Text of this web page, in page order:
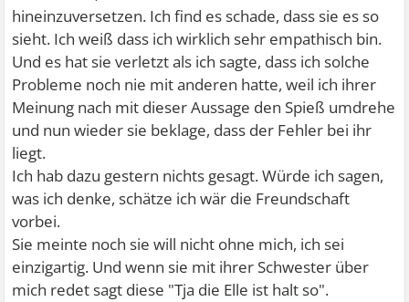
hineinzuversetzen. Ich find es schade, dass sie es so
sieht. Ich weiß dass ich wirklich sehr empathisch bin.
Und es hat sie verletzt als ich sagte, dass ich solche
Probleme noch nie mit anderen hatte, weil ich ihrer
Meinung nach mit dieser Aussage den Spieß umdrehe
und nun wieder sie beklage, dass der Fehler bei ihr
liegt.
Ich hab dazu gestern nichts gesagt. Würde ich sagen,
was ich denke, schätze ich wär die Freundschaft
vorbei.
Sie meinte noch sie will nicht ohne mich, ich sei
einzigartig. Und wenn sie mit ihrer Schwester über
mich redet sagt diese "Tja die Elle ist halt so".